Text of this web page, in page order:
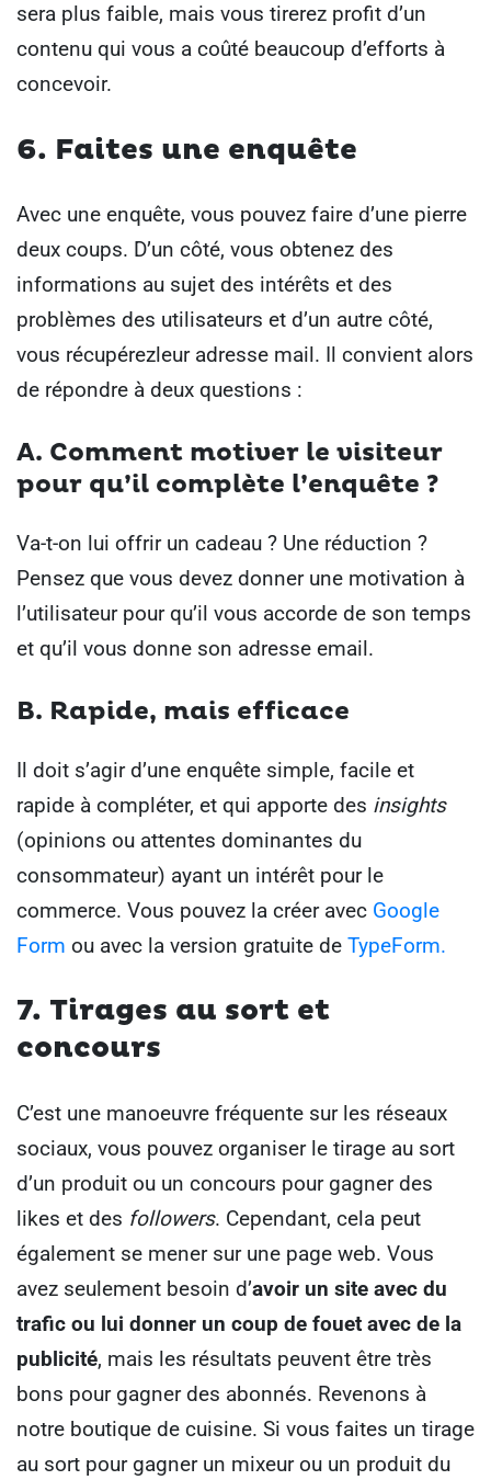
sera plus faible, mais vous tirerez profit d’un
contenu qui vous a coûté beaucoup d’efforts à
concevoir.
6. Faites une enquête
Avec une enquête, vous pouvez faire d’une pierre
deux coups. D’un côté, vous obtenez des
informations au sujet des intérêts et des
problèmes des utilisateurs et d’un autre côté,
vous récupérezleur adresse mail. Il convient alors
de répondre à deux questions :
A. Comment motiver le visiteur
pour qu’il complète l’enquête ?
Va-t-on lui offrir un cadeau ? Une réduction ?
Pensez que vous devez donner une motivation à
l’utilisateur pour qu’il vous accorde de son temps
et qu’il vous donne son adresse email.
B. Rapide, mais efficace
Il doit s’agir d’une enquête simple, facile et
rapide à compléter, et qui apporte des insights
(opinions ou attentes dominantes du
consommateur) ayant un intérêt pour le
commerce. Vous pouvez la créer avec Google
Form ou avec la version gratuite de TypeForm.
7. Tirages au sort et
concours
C’est une manoeuvre fréquente sur les réseaux
sociaux, vous pouvez organiser le tirage au sort
d’un produit ou un concours pour gagner des
likes et des followers. Cependant, cela peut
également se mener sur une page web. Vous
avez seulement besoin d’avoir un site avec du
trafic ou lui donner un coup de fouet avec de la
publicité, mais les résultats peuvent être très
bons pour gagner des abonnés. Revenons à
notre boutique de cuisine. Si vous faites un tirage
au sort pour gagner un mixeur ou un produit du